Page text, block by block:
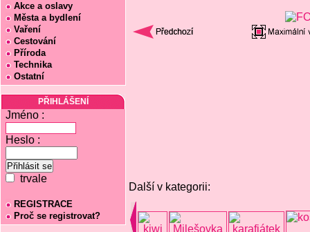
Akce a oslavy
Města a bydlení
Vaření
Cestování
Příroda
Technika
Ostatní
PŘIHLÁŠENÍ
Jméno :
Heslo :
trvale
REGISTRACE
Proč se registrovat?
Další v kategorii: